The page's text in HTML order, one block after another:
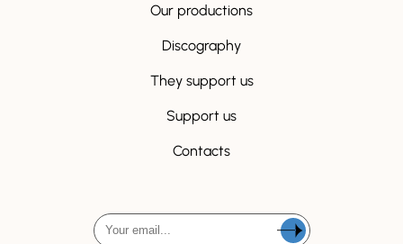
Our productions
Discography
They support us
Support us
Contacts